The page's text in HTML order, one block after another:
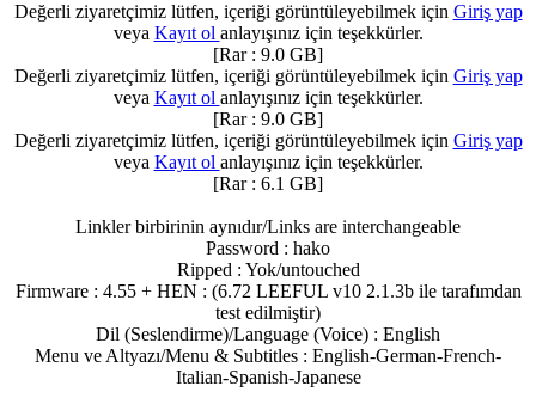
Değerli ziyaretçimiz lütfen, içeriği görüntüleyebilmek için Giriş yap
veya Kayıt ol anlayışınız için teşekkürler.
[Rar : 9.0 GB]
Değerli ziyaretçimiz lütfen, içeriği görüntüleyebilmek için Giriş yap
veya Kayıt ol anlayışınız için teşekkürler.
[Rar : 9.0 GB]
Değerli ziyaretçimiz lütfen, içeriği görüntüleyebilmek için Giriş yap
veya Kayıt ol anlayışınız için teşekkürler.
[Rar : 6.1 GB]
Linkler birbirinin aynıdır/Links are interchangeable
Password : hako
Ripped : Yok/untouched
Firmware : 4.55 + HEN : (6.72 LEEFUL v10 2.1.3b ile tarafımdan
test edilmiştir)
Dil (Seslendirme)/Language (Voice) : English
Menu ve Altyazı/Menu & Subtitles : English-German-French-
Italian-Spanish-Japanese